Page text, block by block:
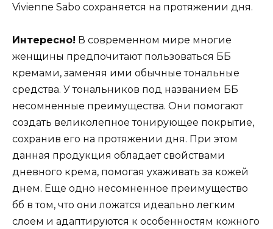
Vivienne Sabo сохраняется на протяжении дня.
Интересно! В современном мире многие
женщины предпочитают пользоваться ББ
кремами, заменяя ими обычные тональные
средства. У тональников под названием ББ
несомненные преимущества. Они помогают
создать великолепное тонирующее покрытие,
сохранив его на протяжении дня. При этом
данная продукция обладает свойствами
дневного крема, помогая ухаживать за кожей
днем. Еще одно несомненное преимущество
бб в том, что они ложатся идеально легким
слоем и адаптируются к особенностям кожного